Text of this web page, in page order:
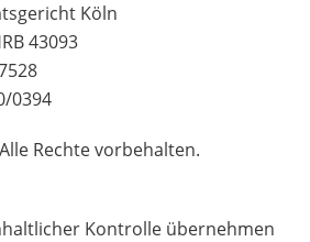
Köln
43093
0394
Rechte vorbehalten.
Kontrolle übernehmen